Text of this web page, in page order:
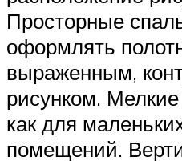
Просторные
оформлять
выраженным,
рисунком.
как для
помещений.